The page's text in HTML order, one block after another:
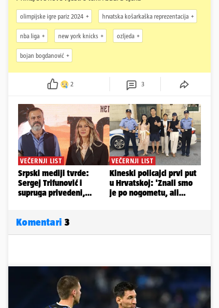
olimpijske igre pariz 2024 hrvatska košarkaška reprezentacija
nba liga new york knicks ozljeda
bojan bogdanović
2 3
Komentari 3